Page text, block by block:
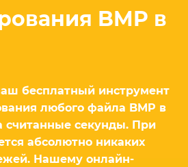
BMP в
бесплатный инструмент
любого файла BMP в
считанные секунды. При
абсолютно никаких
Нашему онлайн-